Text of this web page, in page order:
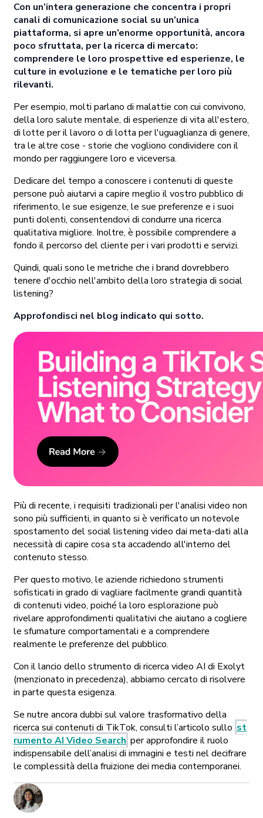
Con un’intera generazione che concentra i propri
canali di comunicazione social su un’unica
piattaforma, si apre un’enorme opportunità, ancora
poco sfruttata, per la ricerca di mercato:
comprendere le loro prospettive ed esperienze, le
culture in evoluzione e le tematiche per loro più
rilevanti.
Per esempio, molti parlano di malattie con cui convivono,
della loro salute mentale, di esperienze di vita all'estero,
di lotte per il lavoro o di lotta per l'uguaglianza di genere,
tra le altre cose - storie che vogliono condividere con il
mondo per raggiungere loro e viceversa.
Dedicare del tempo a conoscere i contenuti di queste
persone può aiutarvi a capire meglio il vostro pubblico di
riferimento, le sue esigenze, le sue preferenze e i suoi
punti dolenti, consentendovi di condurre una ricerca
qualitativa migliore. Inoltre, è possibile comprendere a
fondo il percorso del cliente per i vari prodotti e servizi.
Quindi, quali sono le metriche che i brand dovrebbero
tenere d'occhio nell'ambito della loro strategia di social
listening?
Approfondisci nel blog indicato qui sotto.
Più di recente, i requisiti tradizionali per l'analisi video non
sono più sufficienti, in quanto si è verificato un notevole
spostamento del social listening video dai meta-dati alla
necessità di capire cosa sta accadendo all'interno del
contenuto stesso.
Per questo motivo, le aziende richiedono strumenti
sofisticati in grado di vagliare facilmente grandi quantità
di contenuti video, poiché la loro esplorazione può
rivelare approfondimenti qualitativi che aiutano a cogliere
le sfumature comportamentali e a comprendere
realmente le preferenze del pubblico.
Con il lancio dello strumento di ricerca video AI di Exolyt
(menzionato in precedenza), abbiamo cercato di risolvere
in parte questa esigenza.
Se nutre ancora dubbi sul valore trasformativo della
ricerca sui contenuti di TikTok, consulti l’articolo sullo st
rumento AI Video Search per approfondire il ruolo
indispensabile dell’analisi di immagini e testi nel decifrare
le complessità della fruizione dei media contemporanei.